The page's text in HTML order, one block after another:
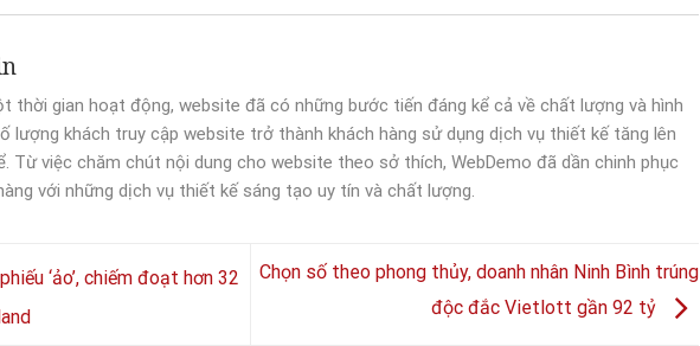
thời gian hoạt động, website đã có những bước tiến đáng kể cả về chất lượng và hình
lượng khách truy cập website trở thành khách hàng sử dụng dịch vụ thiết kế tăng lên
Từ việc chăm chút nội dung cho website theo sở thích, WebDemo đã dần chinh phục
với những dịch vụ thiết kế sáng tạo uy tín và chất lượng.
‘ảo’, chiếm đoạt hơn 32
Chọn số theo phong thủy, doanh nhân Ninh Bình trúng
độc đắc Vietlott gần 92 tỷ